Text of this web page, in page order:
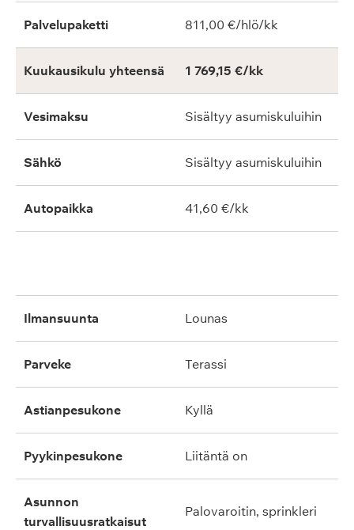
Palvelupaketti 811,00 €/hlö/kk
Kuukausikulu yhteensä 1 769,15 €/kk
Vesimaksu Sisältyy asumiskuluihin
Sähkö Sisältyy asumiskuluihin
Autopaikka 41,60 €/kk
ilmansuunta lounas
parveke terassi
astianpesukone kyllä
pyykinpesukone liitäntä on
asunnon
turvallisuusratkaisut
palovaroitin, sprinkleri